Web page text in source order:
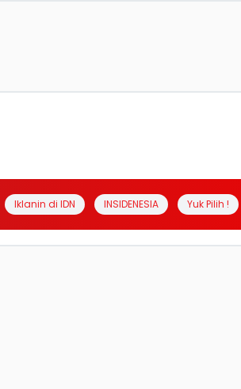
Iklanin di IDN INSIDENESIA Yuk Pilih !